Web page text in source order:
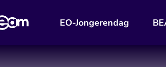
EO-Jongerendag